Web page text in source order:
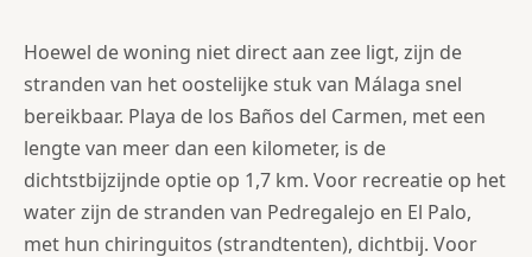
Hoewel de woning niet direct aan zee ligt, zijn de
stranden van het oostelijke stuk van Málaga snel
bereikbaar. Playa de los Baños del Carmen, met een
lengte van meer dan een kilometer, is de
dichtstbijzijnde optie op 1,7 km. Voor recreatie op het
water zijn de stranden van Pedregalejo en El Palo,
met hun chiringuitos (strandtenten), dichtbij. Voor